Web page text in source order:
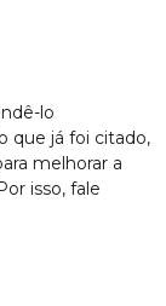
lo
que já foi citado,
melhorar a
isso, fale